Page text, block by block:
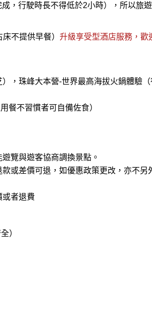
，行駛時長不得低於2小時），所以旅
不提供早餐） 升級享受型酒店服務，歡
，珠峰大本營-世界最高海拔火鍋體驗（
餐不習慣者可自備佐食）
覽與遊客協商調換景點。
或差價可退，如優惠政策更改，亦不另
者退費
）